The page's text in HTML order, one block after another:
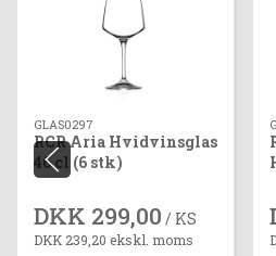
GLAS0297
RCR Aria Hvidvinsglas
46 cl (6 stk)
DKK 299,00 / KS
DKK 239,20 ekskl. moms